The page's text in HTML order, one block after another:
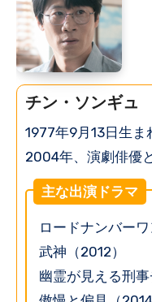
チン・ソンギュ
1977年9月13日生ま
2004年、演劇俳優
主な出演ドラマ
ロードナンバーワ
武神（2012）
幽霊が見える刑事